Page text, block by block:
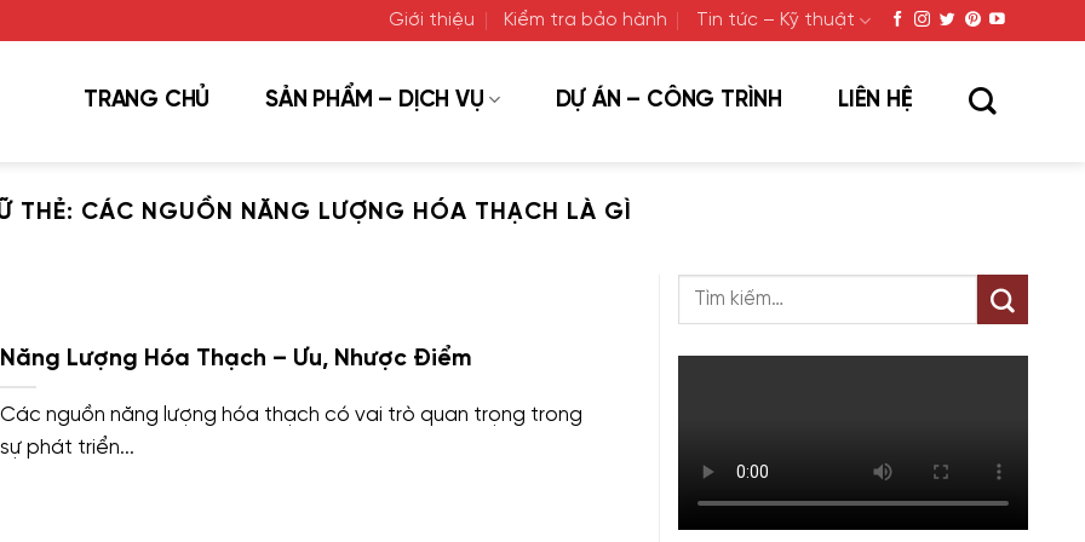
Giới thiệu Kiểm tra bảo hành Tin tức – Kỹ thuật
TRANG CHỦ SẢN PHẨM – DỊCH VỤ DỰ ÁN – CÔNG TRÌNH LIÊN HỆ
THẺ: CÁC NGUỒN NĂNG LƯỢNG HÓA THẠCH LÀ GÌ
Năng Lượng Hóa Thạch – Ưu, Nhược Điểm
Các nguồn năng lượng hóa thạch có vai trò quan trọng trong
sự phát triển...